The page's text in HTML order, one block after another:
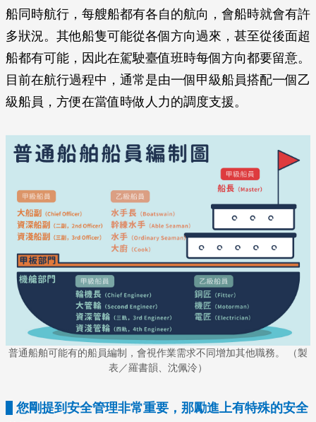
船同時航行，每艘船都有各自的航向，會船時就會有許
多狀況。其他船隻可能從各個方向過來，甚至從後面超
船都有可能，因此在駕駛臺值班時每個方向都要留意。
目前在航行過程中，通常是由一個甲級船員搭配一個乙
級船員，方便在當值時做人力的調度支援。
普通船舶可能有的船員編制，會視作業需求不同增加其他職務。 （製
表／羅書韻、沈佩泠）
您剛提到安全管理非常重要，那勵進上有特殊的安全